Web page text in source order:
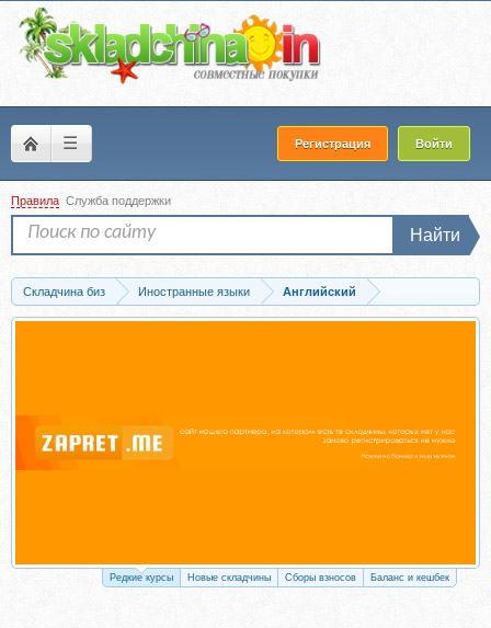
☰ Регистрация Войти
Правила Служба поддержки
Найти
Складчина биз Иностранные языки
Английский
Скачать YesToday Online курс по английскому. Тариф-Self-made (Анастасия...
Редкие курсы Новые складчины Сборы взносов Баланс и кешбек